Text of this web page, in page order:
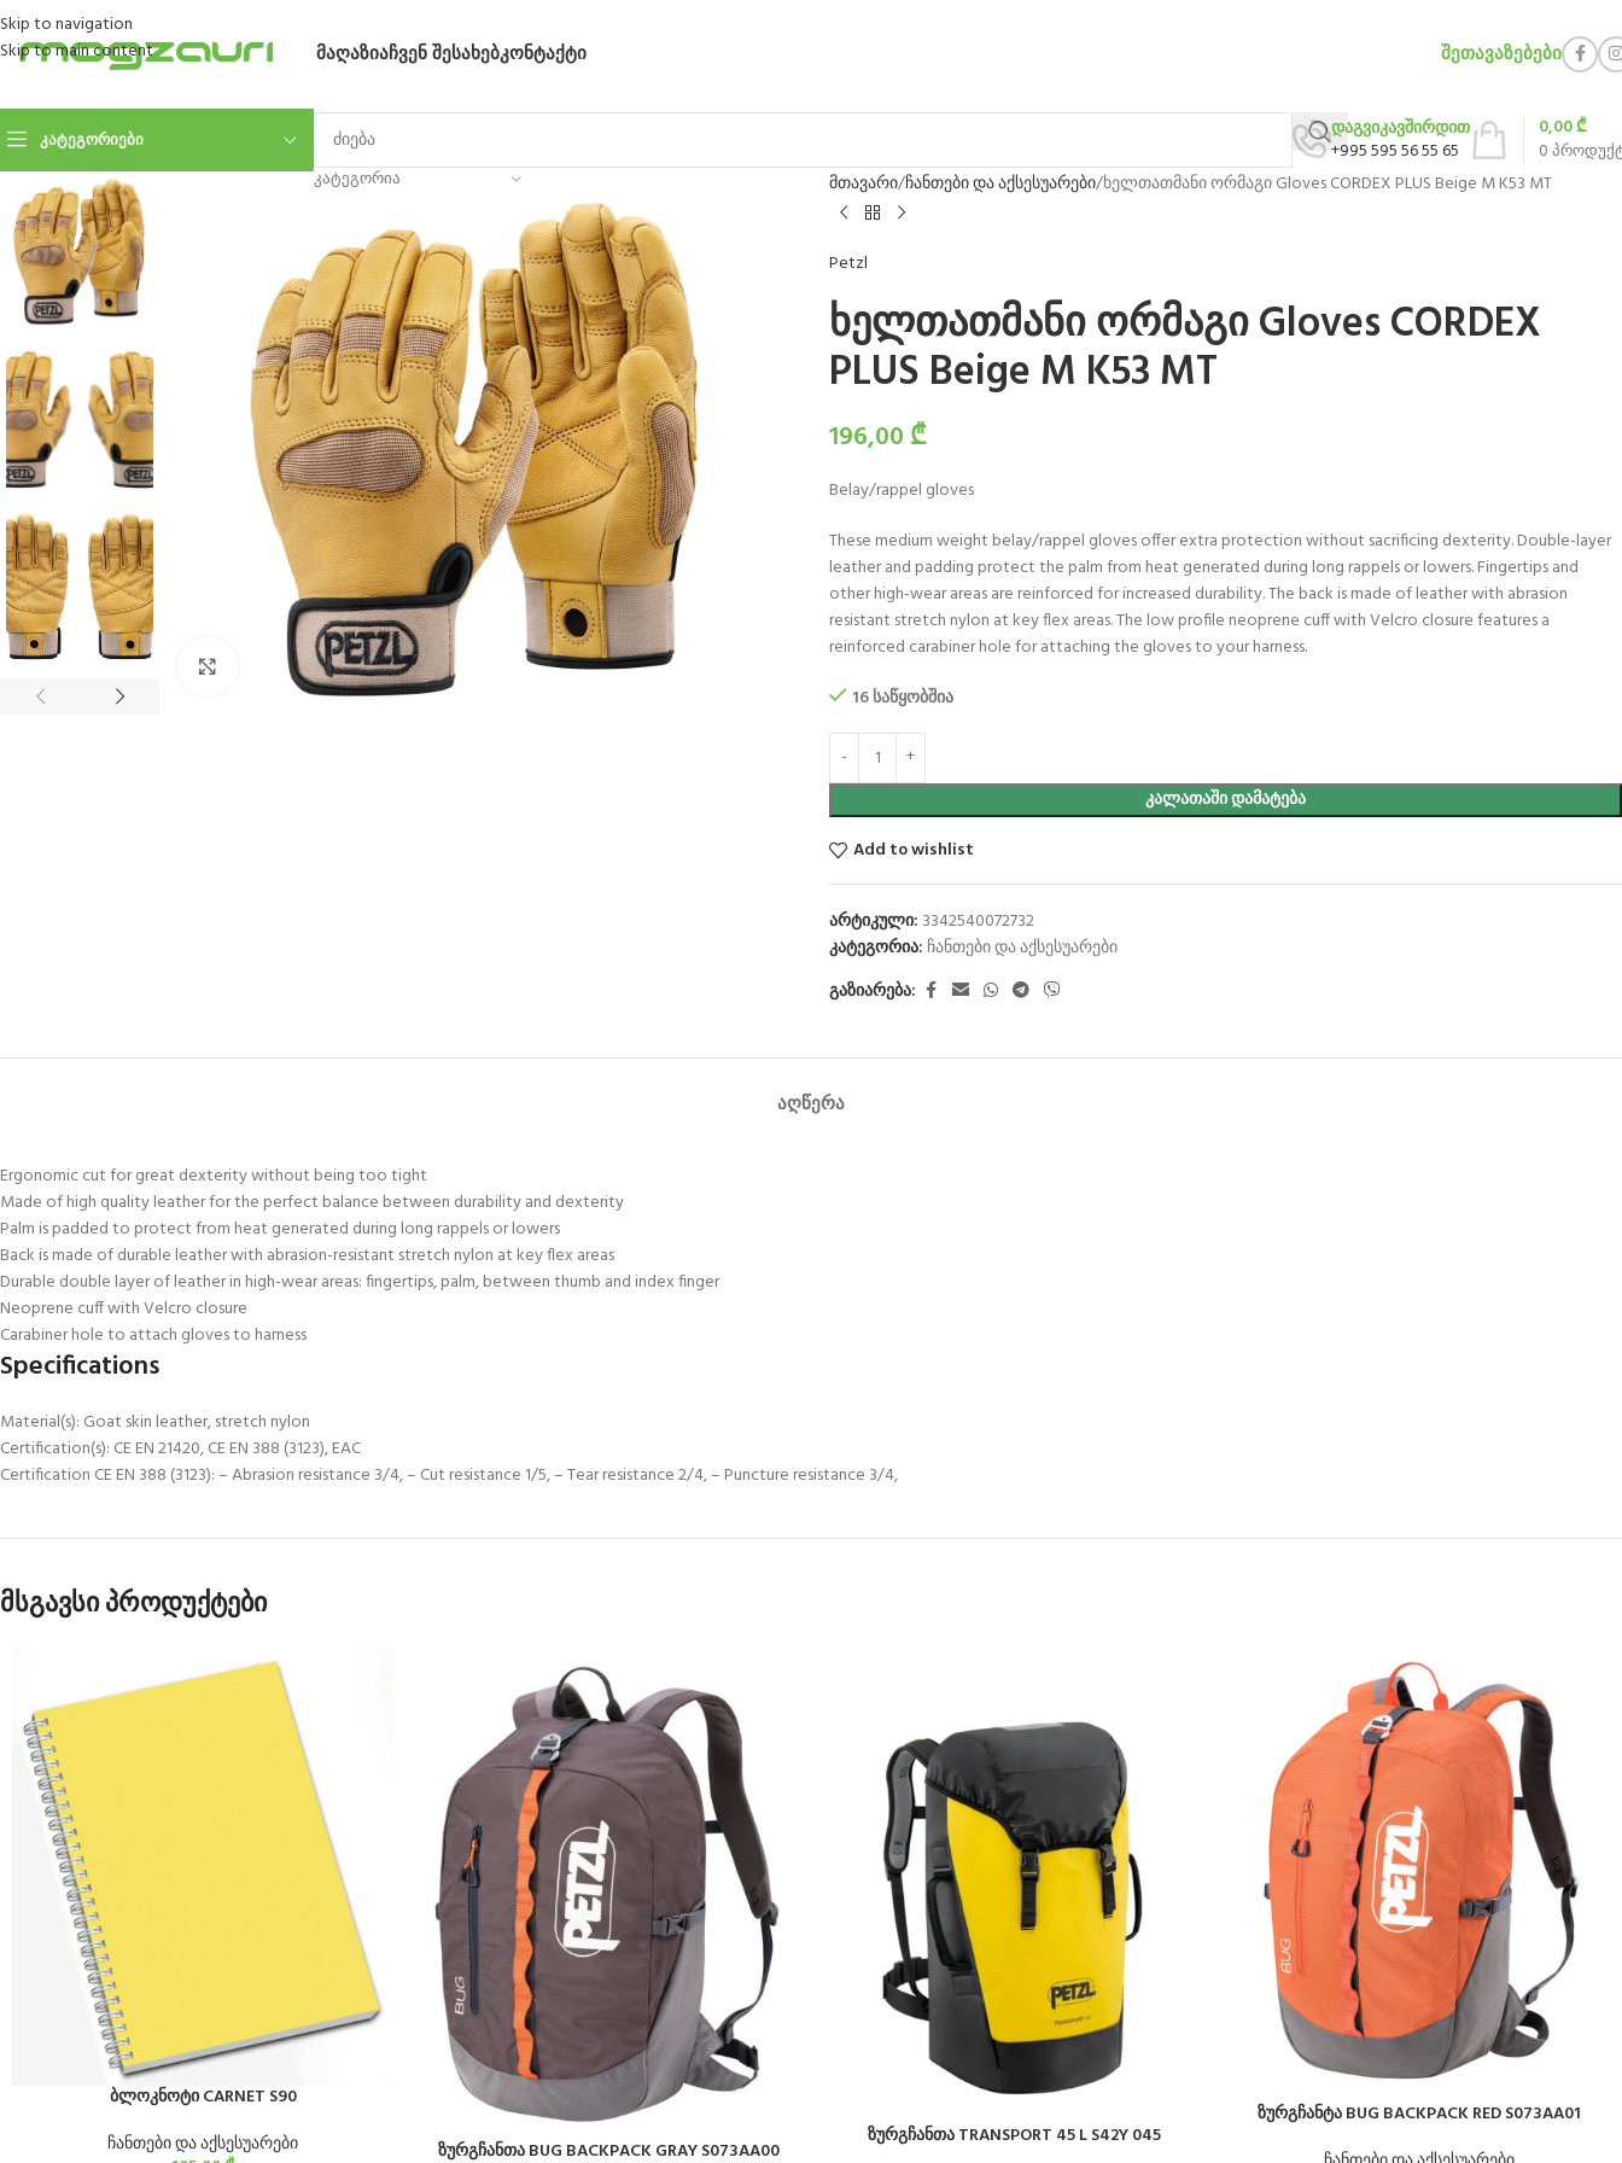
Skip to navigation
Skip to main content
ᲛᲐᲦᲐᲖᲘᲐᲩᲕᲔᲜ ᲨᲔᲡᲐᲮᲔᲑᲙᲝᲜᲢᲐᲥᲢᲘ ᲨᲔᲗᲐᲕᲐᲖᲔᲑᲔᲑᲘ
ᲙᲐᲢᲔᲒᲝᲠᲘᲔᲑᲘ
ᲙᲐᲢᲔᲒᲝᲠᲘᲐ
დაგვიკავშირდით
+995 595 56 55 65
0
0,00₾
Click to enlarge
მთავარი ჩანთები და აქსესუარები ხელთათმანი ორმაგი Gloves CORDEX PLUS Beige M K53 MT
Petzl
ხელთათმანი ორმაგი Gloves CORDEX
PLUS Beige M K53 MT
196,00 ₾
Belay/rappel gloves
These medium weight belay/rappel gloves offer extra protection without sacrificing dexterity. Double-layer
leather and padding protect the palm from heat generated during long rappels or lowers. Fingertips and
other high-wear areas are reinforced for increased durability. The back is made of leather with abrasion
resistant stretch nylon at key flex areas. The low profile neoprene cuff with Velcro closure features a
reinforced carabiner hole for attaching the gloves to your harness.
16 საწყობშია
ᲙᲐᲚᲐᲗᲐᲨᲘ ᲓᲐᲛᲐᲢᲔᲑᲐ
Add to wishlist
არტიკული: 3342540072732
კატეგორია: ჩანთები და აქსესუარები
გაზიარება:
ᲐᲦᲬᲔᲠᲐ
Ergonomic cut for great dexterity without being too tight
Made of high quality leather for the perfect balance between durability and dexterity
Palm is padded to protect from heat generated during long rappels or lowers
Back is made of durable leather with abrasion-resistant stretch nylon at key flex areas
Durable double layer of leather in high-wear areas: fingertips, palm, between thumb and index finger
Neoprene cuff with Velcro closure
Carabiner hole to attach gloves to harness
Specifications
Material(s): Goat skin leather, stretch nylon
Certification(s): CE EN 21420, CE EN 388 (3123), EAC
Certification CE EN 388 (3123): – Abrasion resistance 3/4, – Cut resistance 1/5, – Tear resistance 2/4, – Puncture resistance 3/4,
მსგავსი პროდუქტები
ბლოკნოტი CARNET S90
ჩანთები და აქსესუარები
ზურგჩანთა BUG BACKPACK GRAY S073AA00
ზურგჩანთა TRANSPORT 45 L S42Y 045
ზურგჩანტა BUG BACKPACK RED S073AA01